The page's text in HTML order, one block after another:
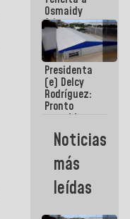
Osmaidy
Arias y
Giraly
Marcano por
hacer
historia en
los
Centroamericanos
Presidenta
(e) Delcy
Rodríguez:
Pronto
restableceremos
las
operaciones
Aeropuerto
Internacional
de
Noticias
más
leídas